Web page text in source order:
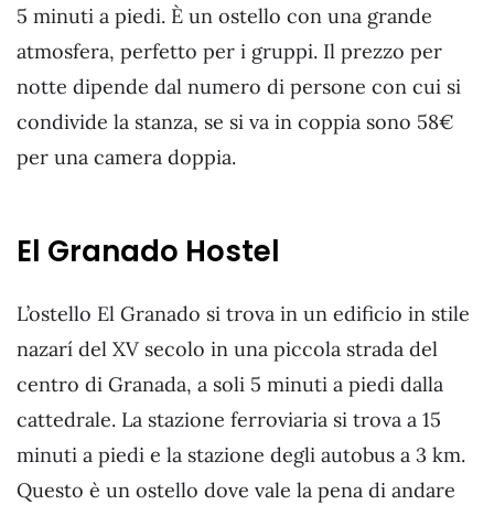
5 minuti a piedi. È un ostello con una grande
atmosfera, perfetto per i gruppi. Il prezzo per
notte dipende dal numero di persone con cui si
condivide la stanza, se si va in coppia sono 58€
per una camera doppia.
El Granado Hostel
L’ostello El Granado si trova in un edificio in stile
nazarí del XV secolo in una piccola strada del
centro di Granada, a soli 5 minuti a piedi dalla
cattedrale. La stazione ferroviaria si trova a 15
minuti a piedi e la stazione degli autobus a 3 km.
Questo è un ostello dove vale la pena di andare